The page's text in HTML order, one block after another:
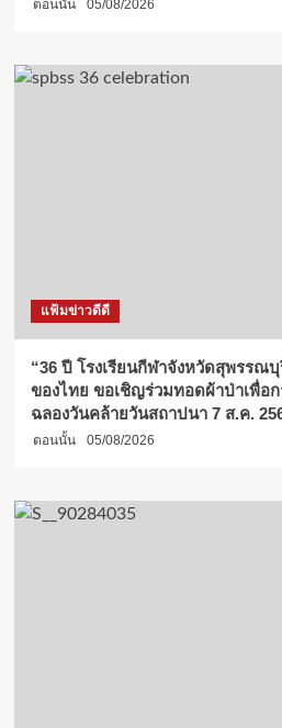
ตอนนั้น 05/08/2026
แฟ้มข่าวดีดี
“36 ปี โรงเรียนกีฬาจังหวัดสุพรรณ
ของไทย ขอเชิญร่วมทอดผ้าป่าเพื่อ
ฉลองวันคล้ายวันสถาปนา 7 ส.ค.
ตอนนั้น 05/08/2026